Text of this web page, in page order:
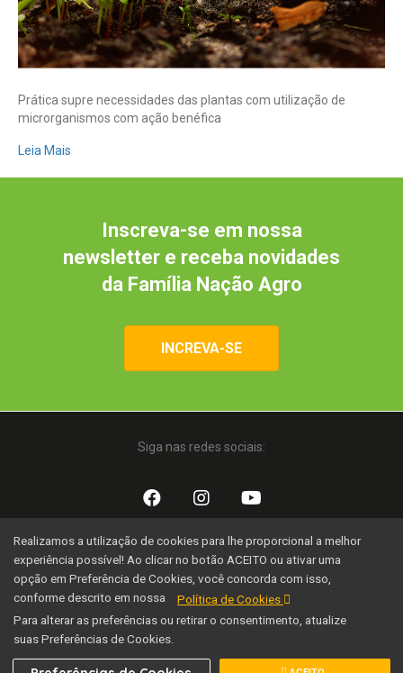
Prática supre necessidades das plantas com utilização de
microrganismos com ação benéfica
Leia Mais
Inscreva-se em nossa
newsletter e receba novidades
da Família Nação Agro
INCREVA-SE
Siga nas redes sociais:
Uma iniciativa:
Família Nação Agro © 2020 Todos os direitos reservados.
Realizamos a utilização de cookies para lhe proporcional a melhor
experiência possível! Ao clicar no botão ACEITO ou ativar uma
opção em Preferência de Cookies, você concorda com isso,
conforme descrito em nossa
Para alterar as preferências ou retirar o consentimento, atualize
suas Preferências de Cookies.
Política de Cookies